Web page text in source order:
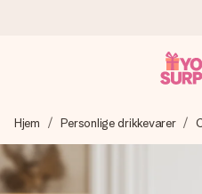
Vi laver din gave med omhu
du kan give den på det helt
betyder allermest.
Hjem Personlige drikkevarer